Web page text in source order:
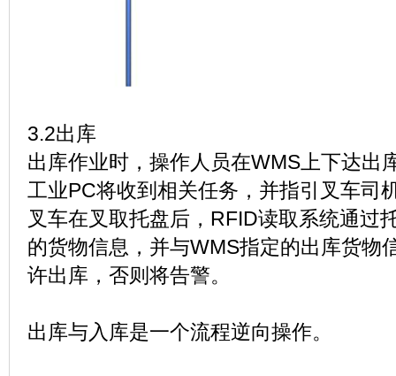
3.2出库
出库作业时，操作人员在WMS上下达出
工业PC将收到相关任务，并指引叉车司
叉车在叉取托盘后，RFID读取系统通过
的货物信息，并与WMS指定的出库货物
许出库，否则将告警。
出库与入库是一个流程逆向操作。